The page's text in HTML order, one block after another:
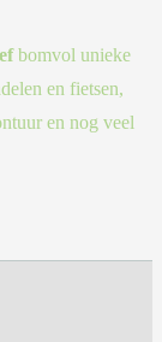
bomvol unieke
en fietsen,
en nog veel